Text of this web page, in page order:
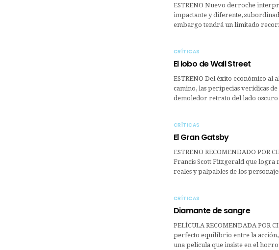
ESTRENO Nuevo derroche
impactante y diferente,
embargo tendrá un limitado
CRÍTICAS
El lobo de Wall Street
ESTRENO Del éxito económico al
camino, las peripecias verídicas
demoledor retrato del lado oscuro
CRÍTICAS
El Gran Gatsby
ESTRENO RECOMENDADO POR
Francis Scott Fitzgerald que
reales y palpables de los
CRÍTICAS
Diamante de sangre
PELÍCULA RECOMENDADA POR
perfecto equilibrio entre la acción,
una película que insiste en el